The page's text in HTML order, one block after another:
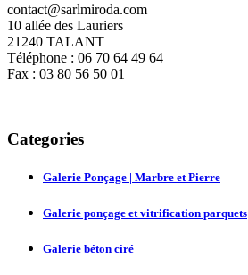
contact@sarlmiroda.com
10 allée des Lauriers
21240 TALANT
Téléphone : 06 70 64 49 64
Fax : 03 80 56 50 01
Categories
Galerie Ponçage | Marbre et Pierre
Galerie ponçage et vitrification parquets
Galerie béton ciré